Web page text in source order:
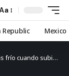
Republic Mexico
subimos una montaña?